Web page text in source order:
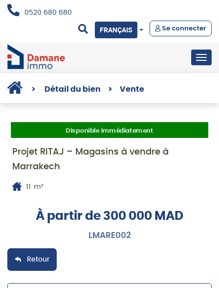
0520 680 680
Se connecter
FRANÇAIS
> Détail du bien > Vente
Disponible immédiatement
Projet RITAJ – Magasins à vendre à
Marrakech
11 m²
À partir de 300 000 MAD
LMARE002
Retour